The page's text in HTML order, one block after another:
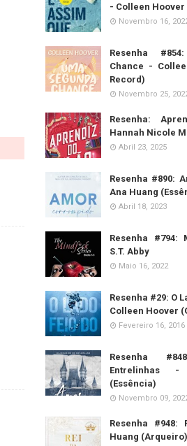
- Colleen
Novembro 16,
Resenha
Chance -
Record)
Novembro 25,
Resenha:
Hannah Nicole
Abril 23, 2025
Resenha #890:
Ana Huang
Abril 18, 2023
Resenha #794:
S.T. Abby
Maio 16, 2022
Resenha #29: O
Colleen Hoover
Fevereiro 16, 2016
Resenha
Entrelinhas
(Essência)
Novembro 09,
Resenha
Huang (Arqueiro)